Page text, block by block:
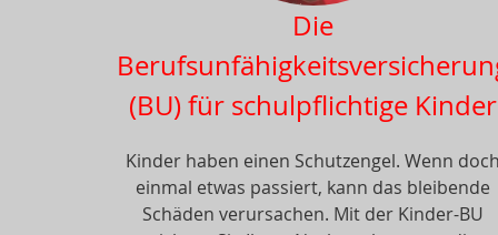
Die
(BU) für schulpflichtige Kinder
Kinder haben einen Schutzengel. Wenn
einmal etwas passiert, kann das bleibende
Schäden verursachen. Mit der Kinder-BU